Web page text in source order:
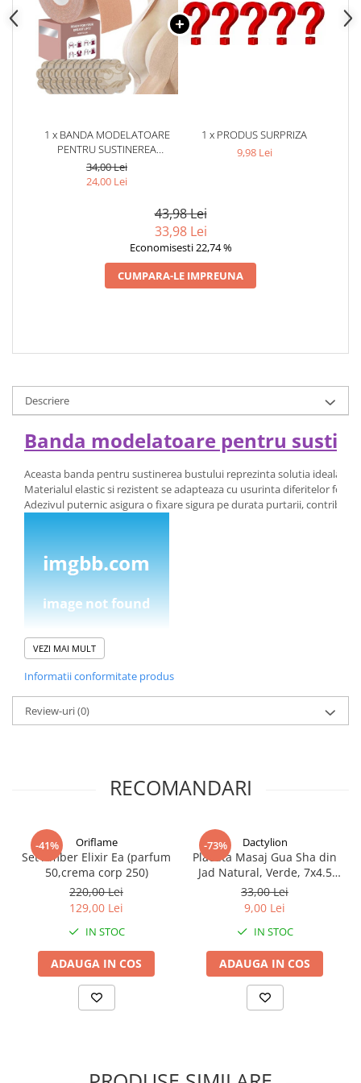
1 x BANDA MODELATOARE
PENTRU SUSTINEREA
BUSTULUI, 5 M X 5 CM,
EXTENSIE 180%,
PENTRU MAMELOANE
34,00 Lei
24,00 Lei
1 x PRODUS SURPRIZA
9,98 Lei
43,98 Lei
33,98 Lei
Economisesti 22,74 %
CUMPARA-LE IMPREUNA
Descriere
Banda modelatoare pentru
Aceasta banda pentru sustinerea bustului reprezinta solutia ideala
Materialul elastic si rezistent se adapteaza cu usurinta diferitelor
Adezivul puternic asigura o fixare sigura pe durata purtarii,
Potrivita atat pentru busturile mici, cat si pentru cele generoase,
Rola de 5 metri permite multiple utilizari, iar cele 10 protectii pentru
Specificatii tehnice:
VEZI MAI MULT
Informatii conformitate produs
Review-uri(0)
RECOMANDARI
-41% Oriflame
Set Amber Elixir Ea (parfum
50,crema corp 250)
220,00 Lei
129,00 Lei
IN STOC
ADAUGA IN COS
-73% Dactylion
Placuta Masaj Gua Sha din
Jad Natural, Verde, 7x4.5
cm, Instrument Anti-
Imbatranire pentru Fata si
33,00 Lei
9,00 Lei
IN STOC
ADAUGA IN COS